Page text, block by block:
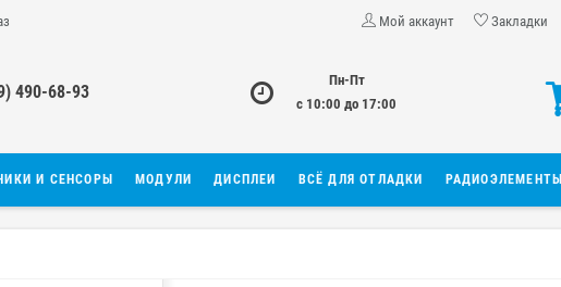
Мой аккаунт Закладки
490-68-93
Пн-Пт
с 10:00 до 17:00
И СЕНСОРЫ МОДУЛИ ДИСПЛЕИ ВСЁ ДЛЯ ОТЛАДКИ РАДИОЭЛЕМЕНТЫ